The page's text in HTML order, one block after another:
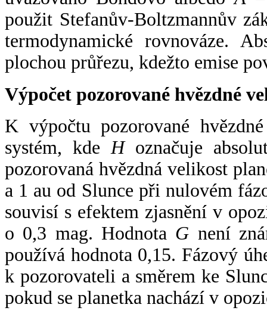
použit Stefanův-Boltzmannův
termodynamické rovnováze.
plochou průřezu, kdežto emise
Výpočet pozorované hvězdné
K výpočtu pozorované
systém, kde Hoznačuje
pozorovaná hvězdná velikost
a 1 au od Slunce při nulovém
souvisí s efektem zjasnění v
o 0,3 mag. Hodnota G není
používá hodnota 0,15. Fázový
k pozorovateli a směrem ke
pokud se planetka nachází v